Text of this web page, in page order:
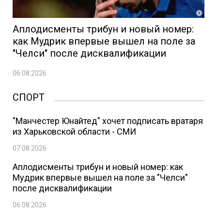
Аплодисменты трибун и новый номер:
как Мудрик впервые вышел на поле за
"Челси" после дисквалификации
06.08.2026
СПОРТ
"Манчестер Юнайтед" хочет подписать вратаря
из Харьковской области - СМИ
07.08.2026
Аплодисменты трибун и новый номер: как
Мудрик впервые вышел на поле за "Челси"
после дисквалификации
06.08.2026